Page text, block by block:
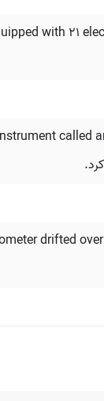
with 21
called
drifted